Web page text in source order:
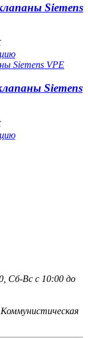
Siemens
Siemens
Сб-Вс с 10:00 до